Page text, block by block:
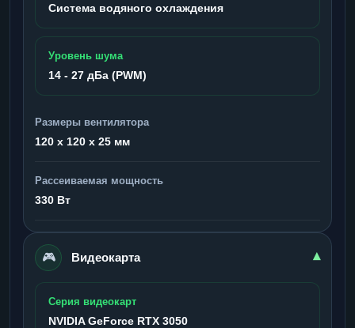
Система водяного охлаждения
Уровень шума
14 - 27 дБа (PWM)
Размеры вентилятора
120 x 120 x 25 мм
Рассеиваемая мощность
330 Вт
🎮 Видеокарта ▾
Серия видеокарт
NVIDIA GeForce RTX 3050